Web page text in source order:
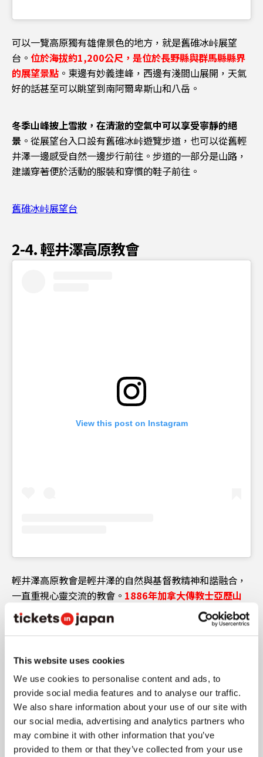
This website uses cookies
We use cookies to personalise content and ads, to
provide social media features and to analyse our traffic.
We also share information about your use of our site with
our social media, advertising and analytics partners who
may combine it with other information that you’ve
provided to them or that they’ve collected from your use
可以一覽高原獨有雄偉景色的地方，就是舊碓冰峠展望
台。 位於海拔約1,200公尺，是位於長野縣與群馬縣縣界
的展望景點 。東邊有妙義連峰，西邊有淺間山展開，天氣
好的話甚至可以眺望到南阿爾卑斯山和八岳。
冬季山峰披上雪妝，在清澈的空氣中可以享受寧靜的絕
景 。從展望台入口設有舊碓冰峠遊覽步道，也可以從舊輕
井澤一邊感受自然一邊步行前往。步道的一部分是山路，
建議穿著便於活動的服裝和穿慣的鞋子前往。
舊碓冰峠展望台
2-4. 輕井澤高原教會
View this post on Instagram
輕井澤高原教會是輕井澤的自然與基督教精神和諧融合，
一直重視心靈交流的教會。 1886年加拿大傳教士亞歷山
大・克羅夫特・蕭造訪此地為契機，基督教文化在輕井澤
扎根。
教會的起源可追溯到1921年開辦的藝術自由教育講習會，
內村鑑三、北原白秋、島崎藤村等人聚集，重視自由學習
和對話。冬季舉辦「輕井澤高原教會 星降森林聖誕節」，
在星光包圍的夢幻空間中，可以度過靜靜思考的時光 。
輕井澤高原教會